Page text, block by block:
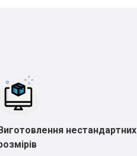
нестандартних